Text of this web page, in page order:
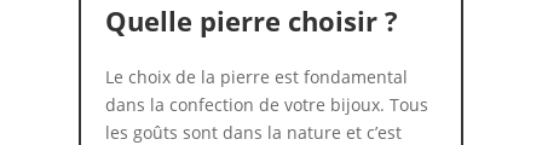
Quelle pierre choisir ?
Le choix de la pierre est fondamental
dans la confection de votre bijoux. Tous
les goûts sont dans la nature et c’est